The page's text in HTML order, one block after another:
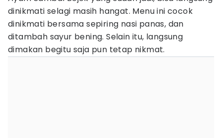
dinikmati selagi masih hangat. Menu ini cocok
dinikmati bersama sepiring nasi panas, dan
ditambah sayur bening. Selain itu, langsung
dimakan begitu saja pun tetap nikmat.